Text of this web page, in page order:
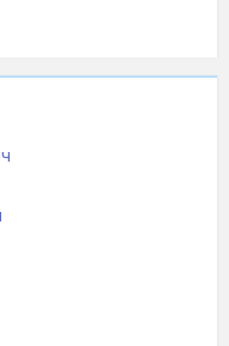
– нефрон –